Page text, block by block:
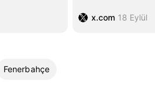
x.com 18 Eylül
Fenerbahçe